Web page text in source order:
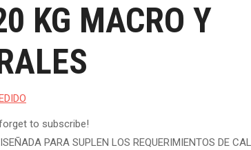
KG MACRO Y
to subscribe!
PARA SUPLEN LOS REQUERIMIENTOS DE